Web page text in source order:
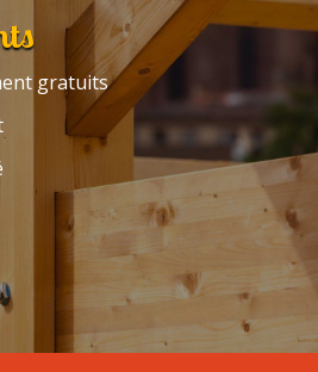
gratuits